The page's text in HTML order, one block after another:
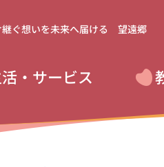
ぐ想いを未来へ届ける 望遠郷
・サービス